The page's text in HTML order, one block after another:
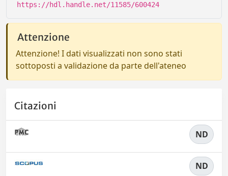
https://hdl.handle.net/11585/600424
Attenzione
Attenzione! I dati visualizzati non sono stati
sottoposti a validazione da parte dell'ateneo
Citazioni
ND
ND